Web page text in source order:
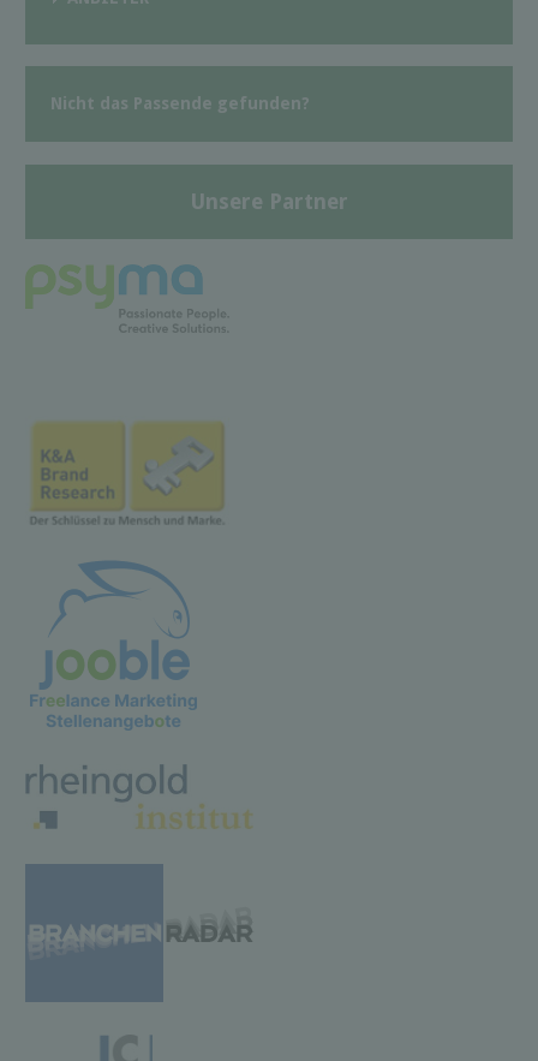
Nicht das Passende gefunden?
Unsere Partner